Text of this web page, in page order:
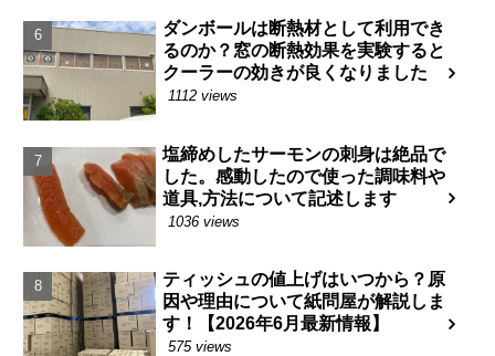
ダンボールは断熱材として利用でき
るのか？窓の断熱効果を実験すると
クーラーの効きが良くなりました
1112 views
塩締めしたサーモンの刺身は絶品で
した。感動したので使った調味料や
道具,方法について記述します
1036 views
ティッシュの値上げはいつから？原
因や理由について紙問屋が解説しま
す！【2026年6月最新情報】
575 views